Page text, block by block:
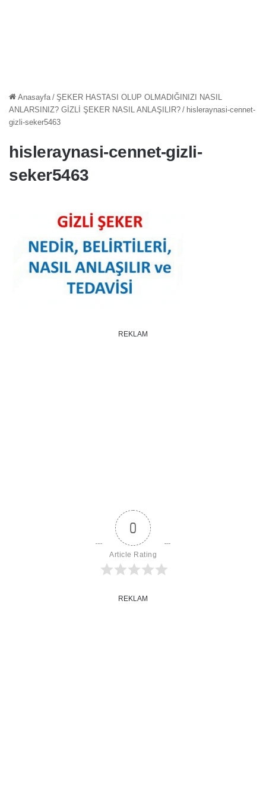
Anasayfa / ŞEKER HASTASI OLUP OLMADIĞINIZI NASIL
ANLARSINIZ? GİZLİ ŞEKER NASIL ANLAŞILIR? / hisleraynasi-cennet-
gizli-seker5463
hisleraynasi-cennet-gizli-
seker5463
REKLAM
0
Article Rating
REKLAM